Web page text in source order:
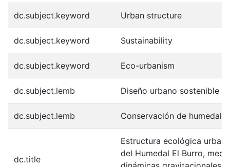
dc.subject.keyword Urban structure
dc.subject.keyword Sustainability
dc.subject.keyword Eco-urbanism
dc.subject.lemb Diseño urbano sostenible
dc.subject.lemb Conservación de humedales
dc.title
Estructura ecológica
del Humedal El Burro,